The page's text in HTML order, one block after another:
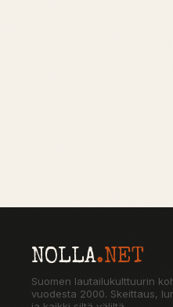
NOLLA.NET
Suomen lautailukulttuurin
vuodesta 2000. Skeittaus,